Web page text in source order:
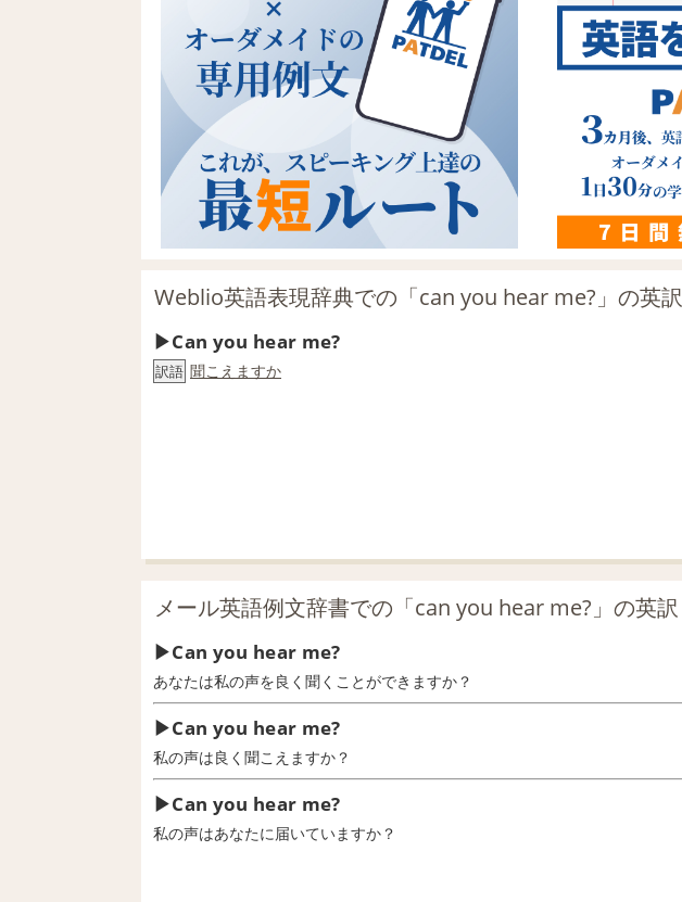
Weblio英語表現辞典での「can you hear me?」の英訳
Can you hear me?
訳語 聞こえますか
メール英語例文辞書での「can you hear me?」の英訳
Can you hear me?
あなたは私の声を良く聞くことができますか？
Can you hear me?
私の声は良く聞こえますか？
Can you hear me?
私の声はあなたに届いていますか？